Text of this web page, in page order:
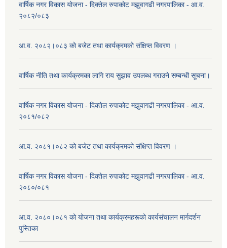
वार्षिक नगर विकास योजना - दिक्तेल रुपाकोट मझुवागढी नगरपालिका - आ.व.
२०८२/०८३
आ.व. २०८२।०८३ को बजेट तथा कार्यक्रमको संक्षिप्त विवरण ।
वार्षिक नीति तथा कार्यक्रमका लागि राय सुझाव उपलब्ध गराउने सम्बन्धी सूचना।
वार्षिक नगर विकास योजना - दिक्तेल रुपाकोट मझुवागढी नगरपालिका - आ.व.
२०८१/०८२
आ.व. २०८१।०८२ को बजेट तथा कार्यक्रमको संक्षिप्त विवरण ।
वार्षिक नगर विकास योजना - दिक्तेल रुपाकोट मझुवागढी नगरपालिका - आ.व.
२०८०/०८१
आ.व. २०८०।०८१ को योजना तथा कार्यक्रमहरूको कार्यसंचालन मार्गदर्शन
पुस्तिका